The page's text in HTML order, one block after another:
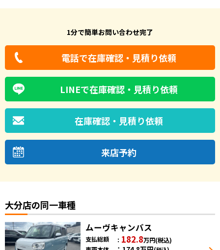
1分で簡単お問い合わせ完了
電話で在庫確認・見積り依頼
LINEで在庫確認・見積り依頼
在庫確認・見積り依頼
来店予約
大分店の同一車種
ムーヴキャンバス
支払総額 182.8万円(税込)